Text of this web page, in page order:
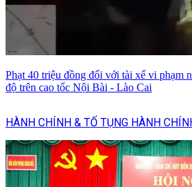
Phạt 40 triệu đồng đối với tài xế vi phạm
độ trên cao tốc Nội Bài - Lào Cai
HÀNH CHÍNH & TỐ TỤNG HÀNH